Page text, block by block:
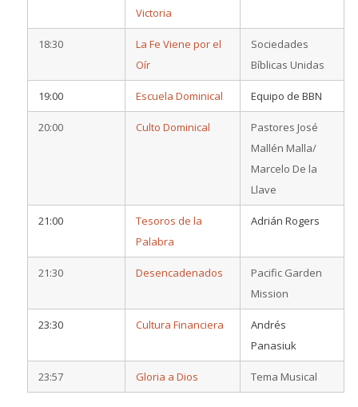
Victoria
18:30
La Fe Viene por el
Oír
Sociedades
Bíblicas Unidas
19:00 Escuela Dominical Equipo de BBN
20:00 Culto Dominical
Pastores José
Mallén Malla/
Marcelo De la
Llave
21:00
Tesoros de la
Palabra
Adrián Rogers
21:30 Desencadenados
Pacific Garden
Mission
23:30 Cultura Financiera
Andrés
Panasiuk
23:57 Gloria a Dios Tema Musical